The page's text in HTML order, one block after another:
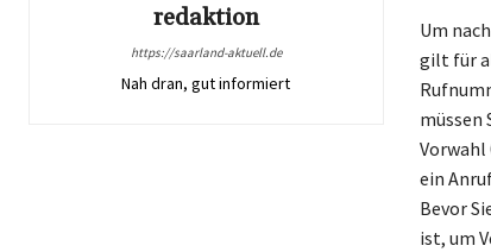
redaktion
https://saarland-aktuell.de
Nah dran, gut informiert
Um
gilt für
müssen
Vorwahl
ein
Bevor
ist, um